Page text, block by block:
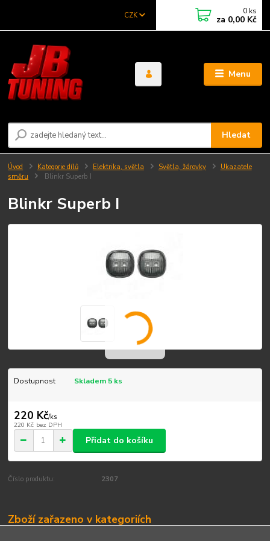
Menu
CZK
Hledat
0 ks
za 0,00 Kč
Úvod Kategorie dílů Elektrika, světla Světla, žárovky
Ukazatele
směru
Blinkr Superb I
Blinkr Superb I
Dostupnost Skladem 5 ks
220 Kč/ks
220 Kč bez DPH
Přidat do košíku
Číslo produktu: 2307
Zboží zařazeno v kategoriích